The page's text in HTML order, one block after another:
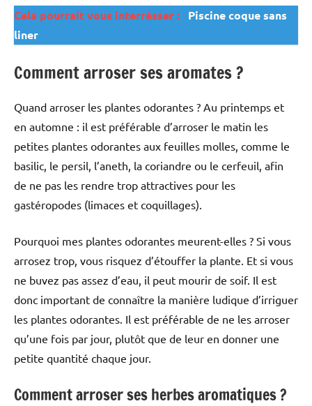
Cela pourrait vous interrésser :
Piscine coque sans
liner
Comment arroser ses aromates ?
Quand arroser les plantes odorantes ? Au printemps et
en automne : il est préférable d’arroser le matin les
petites plantes odorantes aux feuilles molles, comme le
basilic, le persil, l’aneth, la coriandre ou le cerfeuil, afin
de ne pas les rendre trop attractives pour les
gastéropodes (limaces et coquillages).
Pourquoi mes plantes odorantes meurent-elles ? Si vous
arrosez trop, vous risquez d’étouffer la plante. Et si vous
ne buvez pas assez d’eau, il peut mourir de soif. Il est
donc important de connaître la manière ludique d’irriguer
les plantes odorantes. Il est préférable de ne les arroser
qu’une fois par jour, plutôt que de leur en donner une
petite quantité chaque jour.
Comment arroser ses herbes aromatiques ?